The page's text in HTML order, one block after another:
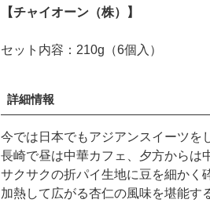
【チャイオーン（株）】
セット内容：210g（6個入）
詳細情報
今では日本でもアジアンスイーツを
長崎で昼は中華カフェ、夕方からは
サクサクの折パイ生地に豆を細かく
加熱して広がる杏仁の風味を堪能す